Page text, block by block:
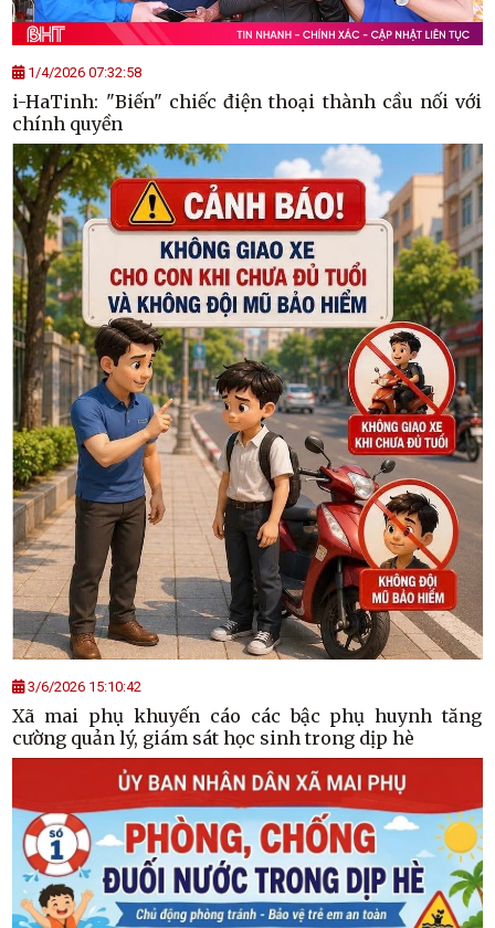
1/4/2026 07:32:58
i-HaTinh: "Biến" chiếc điện thoại thành cầu nối với
chính quyền
3/6/2026 15:10:42
Xã mai phụ khuyến cáo các bậc phụ huynh tăng
cường quản lý, giám sát học sinh trong dịp hè